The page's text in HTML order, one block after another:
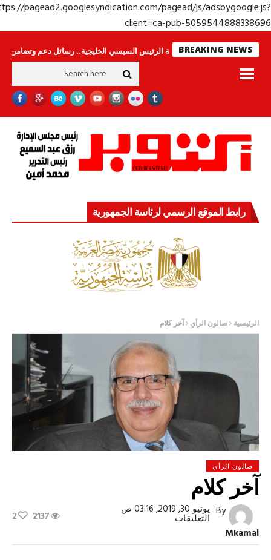
https://pagead2.googlesyndication.com/pagead/js/
client=ca-pub-
BREAKING NEWS
لا ينامون جولة الرئيس السيسي الخليجية.. رسائل دعم وتضامن للأشقاء
رابط الموقع الرسمي لرئاسة الجمهورية
الرئيسية صالون الرأي آخر كلام
صالون الرأي
آخر كلام
By
Mkamal
يونيو 30, 2019, 03:16 ص
التعليقاتعلى
مغلقة
2137
2